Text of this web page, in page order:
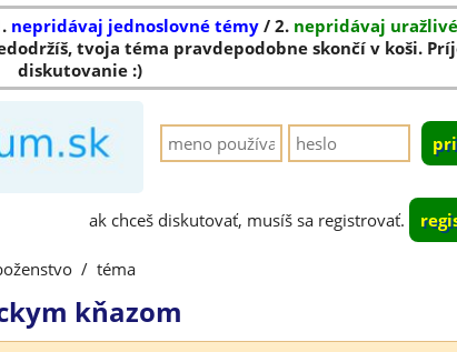
nepridávaj jednoslovné témy / 2. nepridávaj
tvoja téma pravdepodobne skončí v koši.
diskutovanie :)
ak chceš diskutovať, musíš sa registrovať.
/ téma
kňazom